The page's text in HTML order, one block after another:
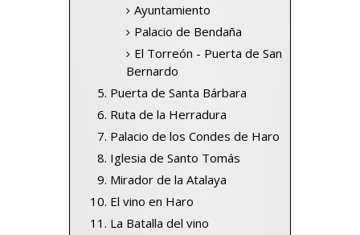
Ayuntamiento
Palacio de Bendaña
El Torreón - Puerta de San
Bernardo
Puerta de Santa Bárbara
Ruta de la Herradura
Palacio de los Condes de Haro
Iglesia de Santo Tomás
Mirador de la Atalaya
El vino en Haro
La Batalla del vino